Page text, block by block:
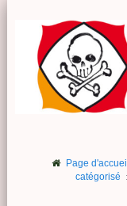
Page d'accueil
catégorisé